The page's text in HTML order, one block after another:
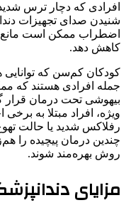
افرادی که دچار ترس
شنیدن صدای تجهیزات
اضطراب ممکن است مانع
کاهش دهد.
کودکان کم‌سن که توانایی
جمله افرادی هستند که
بیهوشی تحت درمان قرار
ویژه، افراد مبتلا به
رفلاکس شدید یا حالت
چندین درمان پیچیده را
روش بهره‌مند شوند.
مزایای